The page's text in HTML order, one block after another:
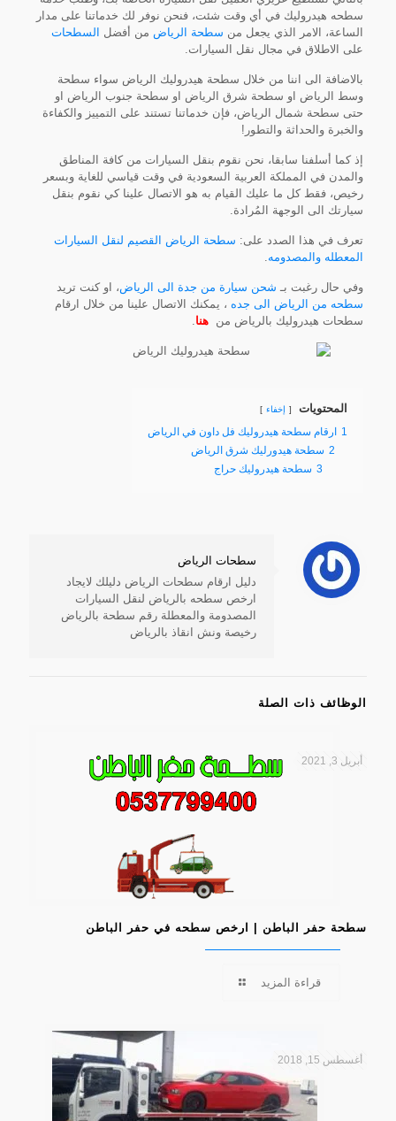
سطحه هيدروليك في أي وقت شئت، فنحن نوفر لك خدماتنا على مدار
الساعة، الامر الذي يجعل من سطحة الرياض من أفضل السطحات
على الاطلاق في مجال نقل السيارات.
بالاضافة الى اننا من خلال سطحة هيدروليك الرياض سواء سطحة
وسط الرياض او سطحة شرق الرياض او سطحة جنوب الرياض او
حتى سطحة شمال الرياض، فإن خدماتنا تستند على التمييز والكفاءة
والخبرة والحداثة والتطور!
إذ كما أسلفنا سابقا، نحن نقوم بنقل السيارات من كافة المناطق
والمدن في المملكة العربية السعودية في وقت قياسي للغاية وبسعر
رخيص، فقط كل ما عليك القيام به هو الاتصال علينا كي نقوم بنقل
سيارتك الى الوجهة المُرادة.
تعرف في هذا الصدد على: سطحة الرياض القصيم لنقل السيارات
المعطله والمصدومه
وفي حال رغبت بـ شحن سيارة من جدة الى الرياض، او كنت تريد
سطحه من الرياض الى جده ، يمكنك الاتصال علينا من خلال ارقام
سطحات هيدروليك بالرياض من هنا
المحتويات إخفاء
1 ارقام سطحة هيدروليك فل داون في الرياض
2 سطحة هيدورليك شرق الرياض
3 سطحة هيدروليك حراج
سطحات الرياض
دليل ارقام سطحات الرياض دليلك لايجاد
ارخص سطحه بالرياض لنقل السيارات
المصدومة والمعطلة رقم سطحة بالرياض
رخيصة ونش انقاذ بالرياض
الوظائف ذات الصلة
أبريل 3, 2021
سطحة حفر الباطن | ارخص سطحه في حفر الباطن
قراءة المزيد
أغسطس 15, 2018